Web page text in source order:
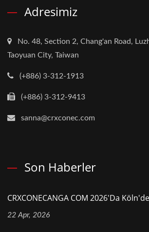
Adresimiz
No. 48, Section 2, Chang'an Road,
Taoyuan City, Taiwan
(+886) 3-312-1913
(+886) 3-312-9413
sanna@crxconec.com
Son Haberler
CRXCONECANGA COM 2026'da Köln'de
22 Apr, 2026